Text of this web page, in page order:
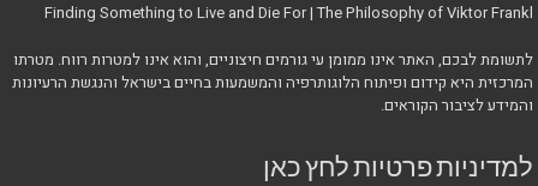
Finding Something to Live and Die For | The Philosophy of Viktor Frankl
לתשומת לבכם, האתר אינו ממומן עי גורמים חיצוניים, והוא אינו למטרות רווח. מטרתו
המרכזית היא קידום ופיתוח הלוגותרפיה והמשמעות בחיים בישראל והנגשת הרעיונות
והמידע לציבור הקוראים.
למדיניות פרטיות לחץ כאן